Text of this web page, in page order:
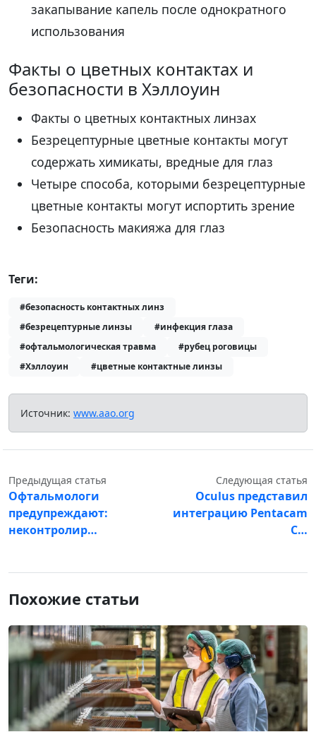
закапывание капель после однократного
использования
Факты о цветных контактах и
безопасности в Хэллоуин
Факты о цветных контактных линзах
Безрецептурные цветные контакты могут
содержать химикаты, вредные для глаз
Четыре способа, которыми безрецептурные
цветные контакты могут испортить зрение
Безопасность макияжа для глаз
Теги:
#безопасность контактных линз
#безрецептурные линзы
#инфекция глаза
#офтальмологическая травма
#рубец роговицы
#Хэллоуин
#цветные контактные линзы
Источник: www.aao.org
Предыдущая статья
Офтальмологи
предупреждают:
неконтролир…
Следующая статья
Oculus представил
интеграцию Pentacam
C…
Похожие статьи